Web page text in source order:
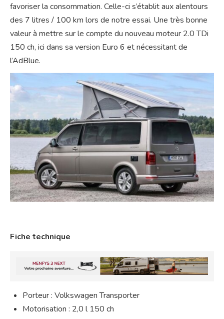
favoriser la consommation. Celle-ci s’établit aux alentours
des 7 litres / 100 km lors de notre essai. Une très bonne
valeur à mettre sur le compte du nouveau moteur 2.0 TDi
150 ch, ici dans sa version Euro 6 et nécessitant de
l’AdBlue.
Fiche technique
Porteur : Volkswagen Transporter
Motorisation : 2,0 l 150 ch